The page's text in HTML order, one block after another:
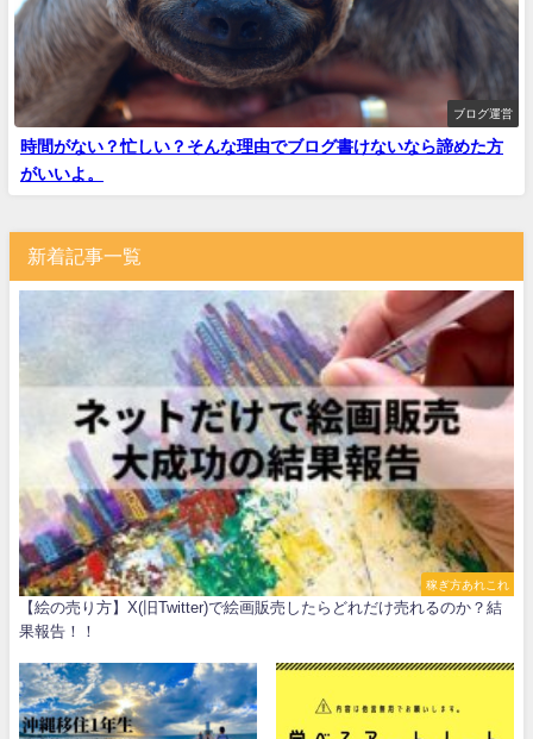
ブログ運営
時間がない？忙しい？そんな理由でブログ書けないなら諦めた方
がいいよ。
新着記事一覧
稼ぎ方あれこれ
【絵の売り方】X(旧Twitter)で絵画販売したらどれだけ売れるのか？結
果報告！！